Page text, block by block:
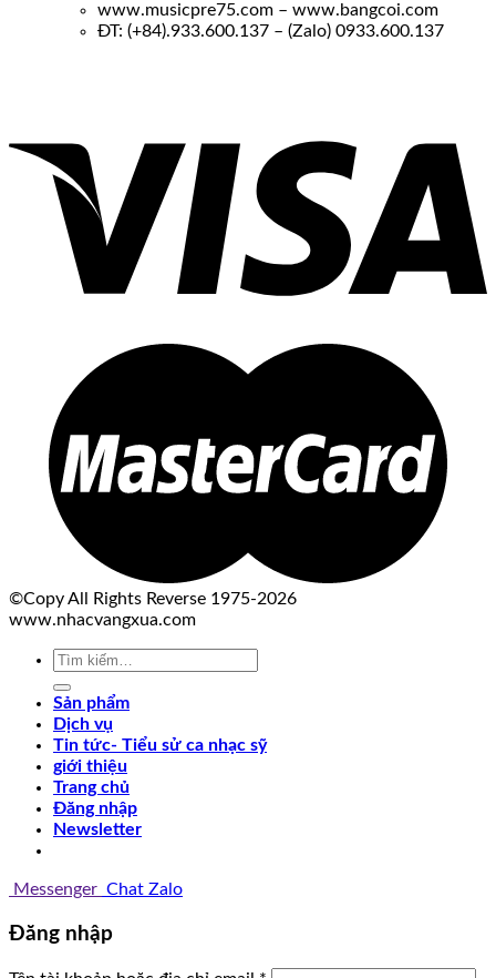
www.musicpre75.com – www.bangcoi.com
ĐT: (+84).933.600.137 – (Zalo) 0933.600.137
©Copy All Rights Reverse 1975-2026
www.nhacvangxua.com
Tìm
Sản phẩm
Dịch vụ
Tin tức- Tiểu sử ca nhạc sỹ
giới thiệu
Trang chủ
Đăng nhập
Newsletter
Messenger Chat Zalo
Đăng nhập